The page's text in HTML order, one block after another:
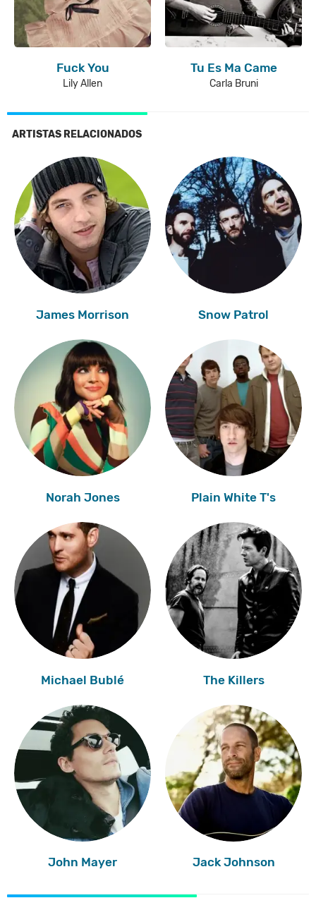
Fuck You
Lily Allen
Tu Es Ma Came
Carla Bruni
ARTISTAS RELACIONADOS
James Morrison Snow Patrol
Norah Jones Plain White T's
Michael Bublé The Killers
John Mayer Jack Johnson